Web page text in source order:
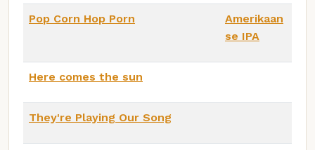
Pop Corn Hop Porn
Amerikaan
se IPA
Here comes the sun
They're Playing Our Song